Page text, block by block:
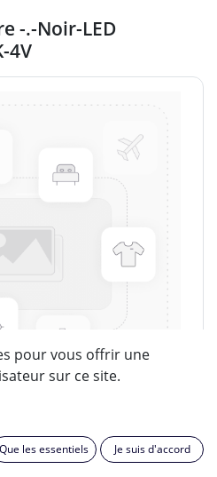
-.-Noir-LED
4V
pour vous offrir une
sur ce site.
Que les essentiels Je suis d'accord